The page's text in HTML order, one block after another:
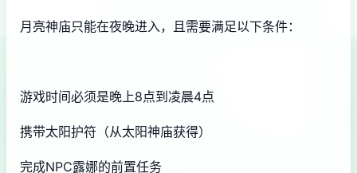
月亮神庙只能在夜晚进入，且需要满足以下条件：
游戏时间必须是晚上8点到凌晨4点
携带太阳护符（从太阳神庙获得）
完成NPC露娜的前置任务